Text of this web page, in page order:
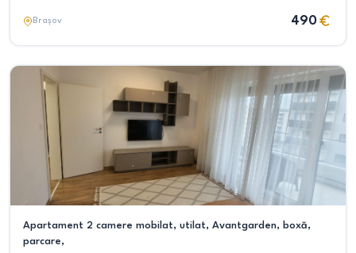
Brașov 490
Apartament 2 camere mobilat, utilat, Avantgarden, boxă,
parcare,